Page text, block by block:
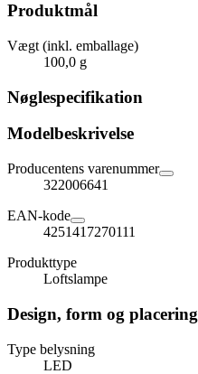
Produktmål
Vægt (inkl. emballage)
100,0 g
Nøglespecifikation
Modelbeskrivelse
Producentens varenummer
322006641
EAN-kode
4251417270111
Produkttype
Loftslampe
Design, form og placering
Type belysning
LED